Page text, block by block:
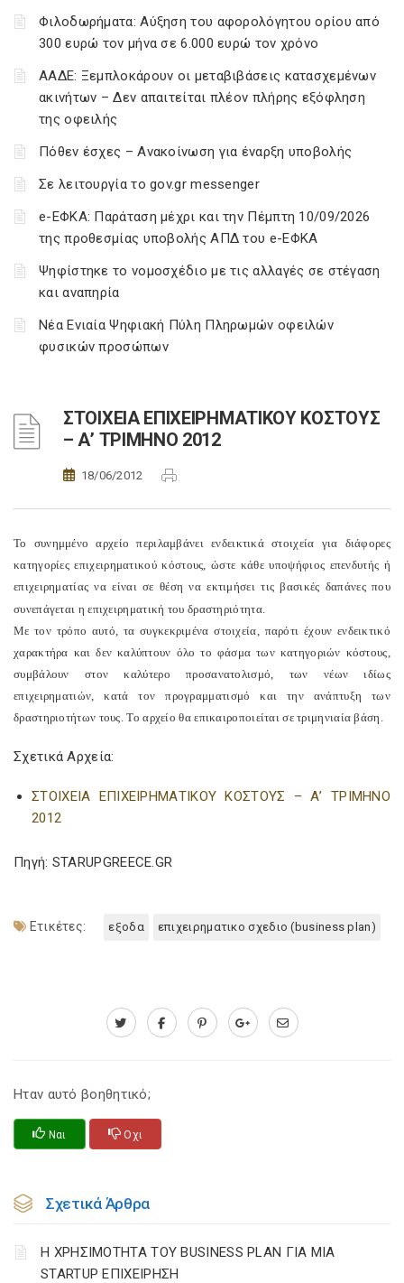
Φιλοδωρήματα: Αύξηση του αφορολόγητου ορίου από
300 ευρώ τον μήνα σε 6.000 ευρώ τον χρόνο
ΑΑΔΕ: Ξεμπλοκάρουν οι μεταβιβάσεις κατασχεμένων
ακινήτων – Δεν απαιτείται πλέον πλήρης εξόφληση
της οφειλής
Πόθεν έσχες – Ανακοίνωση για έναρξη υποβολής
Σε λειτουργία το gov.gr messenger
e-ΕΦΚΑ: Παράταση μέχρι και την Πέμπτη 10/09/2026
της προθεσμίας υποβολής ΑΠΔ του e-ΕΦΚΑ
Ψηφίστηκε το νομοσχέδιο με τις αλλαγές σε στέγαση
και αναπηρία
Νέα Ενιαία Ψηφιακή Πύλη Πληρωμών οφειλών
φυσικών προσώπων
ΣΤΟΙΧΕΙΑ ΕΠΙΧΕΙΡΗΜΑΤΙΚΟΥ ΚΟΣΤΟΥΣ
– Α’ ΤΡΙΜΗΝΟ 2012
18/06/2012
Το συνημμένο αρχείο περιλαμβάνει ενδεικτικά στοιχεία για διάφορες
κατηγορίες επιχειρηματικού κόστους, ώστε κάθε υποψήφιος επενδυτής ή
επιχειρηματίας να είναι σε θέση να εκτιμήσει τις βασικές δαπάνες που
συνεπάγεται η επιχειρηματική του δραστηριότητα.
Με τον τρόπο αυτό, τα συγκεκριμένα στοιχεία, παρότι έχουν ενδεικτικό
χαρακτήρα και δεν καλύπτουν όλο το φάσμα των κατηγοριών κόστους,
συμβάλουν στον καλύτερο προσανατολισμό, των νέων ιδίως
επιχειρηματιών, κατά τον προγραμματισμό και την ανάπτυξη των
δραστηριοτήτων τους. Το αρχείο θα επικαιροποιείται σε τριμηνιαία βάση.
Σχετικά Αρχεία:
ΣΤΟΙΧΕΙΑ ΕΠΙΧΕΙΡΗΜΑΤΙΚΟΥ ΚΟΣΤΟΥΣ – Α’ ΤΡΙΜΗΝΟ
2012
Πηγή: STARUPGREECE.GR
Ετικέτες: εξοδα επιχειρηματικο σχεδιο (business plan)
Ηταν αυτό βοηθητικό;
Ναι Οχι
Σχετικά Άρθρα
Η ΧΡΗΣΙΜΟΤΗΤΑ ΤΟΥ BUSINESS PLAN ΓΙΑ ΜΙΑ
STARTUP ΕΠΙΧΕΙΡΗΣΗ